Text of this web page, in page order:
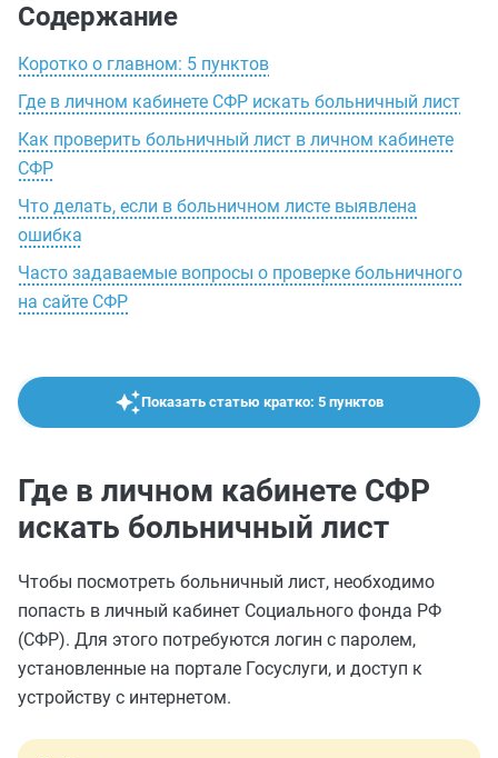
Содержание
Коротко о главном: 5 пунктов
Где в личном кабинете СФР искать больничный лист
Как проверить больничный лист в личном кабинете
СФР
Что делать, если в больничном листе выявлена
ошибка
Часто задаваемые вопросы о проверке больничного
на сайте СФР
Показать статью кратко: 5 пунктов
Где в личном кабинете СФР
искать больничный лист
Чтобы посмотреть больничный лист, необходимо
попасть в личный кабинет Социального фонда РФ
(СФР). Для этого потребуются логин с паролем,
установленные на портале Госуслуги, и доступ к
устройству с интернетом.